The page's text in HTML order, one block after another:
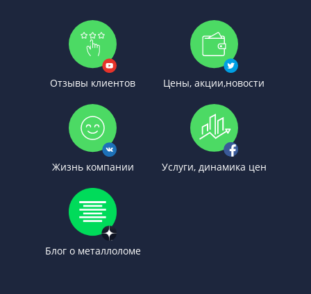
Отзывы клиентов Цены, акции,новости
Жизнь компании Услуги, динамика цен
Блог о металлоломе